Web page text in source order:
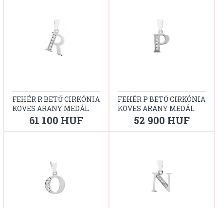
FEHÉR R BETŰ CIRKÓNIA
KÖVES ARANY MEDÁL
61 100 HUF
FEHÉR P BETŰ CIRKÓNIA
KÖVES ARANY MEDÁL
52 900 HUF